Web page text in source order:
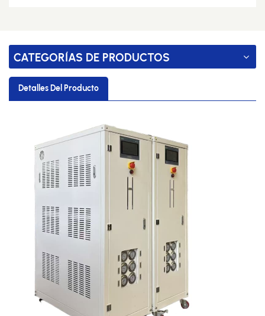
CATEGORÍAS DE PRODUCTOS
Detalles Del Producto